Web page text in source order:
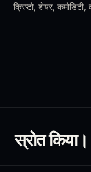
क्रिप्टो, शेयर, कमोडिटी,
स्रोत